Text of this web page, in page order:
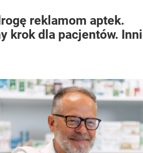
reklamom aptek.
krok dla pacjentów. Inni